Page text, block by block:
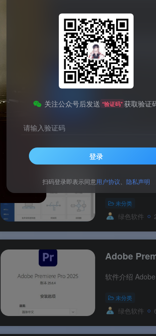
xb21cn
版
未分类
未分类
绿色软件
Adobe
未分类
绿色软件
关注公众号后发送 “验证码” 获取验证
请输入验证码
登录
扫码登录即表示同意用户协议 隐私声明